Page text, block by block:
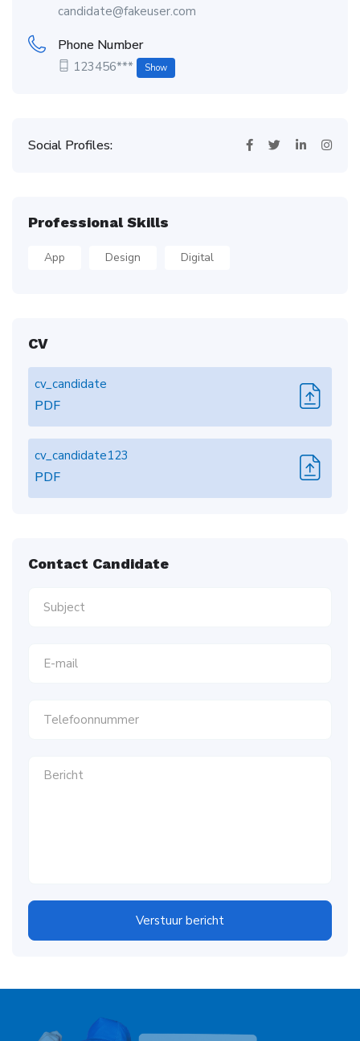
candidate@fakeuser.com
Phone Number
123456*** Show
Social Profiles:
Professional Skills
App Design Digital
CV
cv_candidate
PDF
cv_candidate123
PDF
Contact Candidate
Verstuur bericht